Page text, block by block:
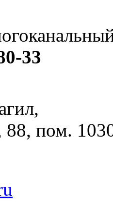
33
88, пом.